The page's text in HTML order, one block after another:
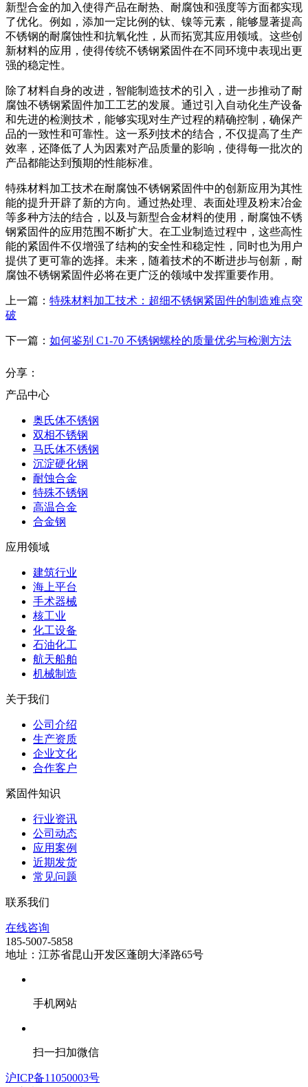
新型合金的加入使得产品在耐热、耐腐蚀和强度等方面都实现
了优化。例如，添加一定比例的钛、镍等元素，能够显著提高
不锈钢的耐腐蚀性和抗氧化性，从而拓宽其应用领域。这些创
新材料的应用，使得传统不锈钢紧固件在不同环境中表现出更
强的稳定性。
除了材料自身的改进，智能制造技术的引入，进一步推动了耐
腐蚀不锈钢紧固件加工工艺的发展。通过引入自动化生产设备
和先进的检测技术，能够实现对生产过程的精确控制，确保产
品的一致性和可靠性。这一系列技术的结合，不仅提高了生产
效率，还降低了人为因素对产品质量的影响，使得每一批次的
产品都能达到预期的性能标准。
特殊材料加工技术在耐腐蚀不锈钢紧固件中的创新应用为其性
能的提升开辟了新的方向。通过热处理、表面处理及粉末冶金
等多种方法的结合，以及与新型合金材料的使用，耐腐蚀不锈
钢紧固件的应用范围不断扩大。在工业制造过程中，这些高性
能的紧固件不仅增强了结构的安全性和稳定性，同时也为用户
提供了更可靠的选择。未来，随着技术的不断进步与创新，耐
腐蚀不锈钢紧固件必将在更广泛的领域中发挥重要作用。
上一篇： 特殊材料加工技术：超细不锈钢紧固件的制造难点突
破
下一篇： 如何鉴别 C1-70 不锈钢螺栓的质量优劣与检测方法
分享：
产品中心
奥氏体不锈钢
双相不锈钢
马氏体不锈钢
沉淀硬化钢
耐蚀合金
特殊不锈钢
高温合金
合金钢
应用领域
建筑行业
海上平台
手术器械
核工业
化工设备
石油化工
航天船舶
机械制造
关于我们
公司介绍
生产资质
企业文化
合作客户
紧固件知识
行业资讯
公司动态
应用案例
近期发货
常见问题
联系我们
在线咨询
185-5007-5858
地址：江苏省昆山开发区蓬朗大泽路65号
手机网站
扫一扫加微信
沪ICP备11050003号